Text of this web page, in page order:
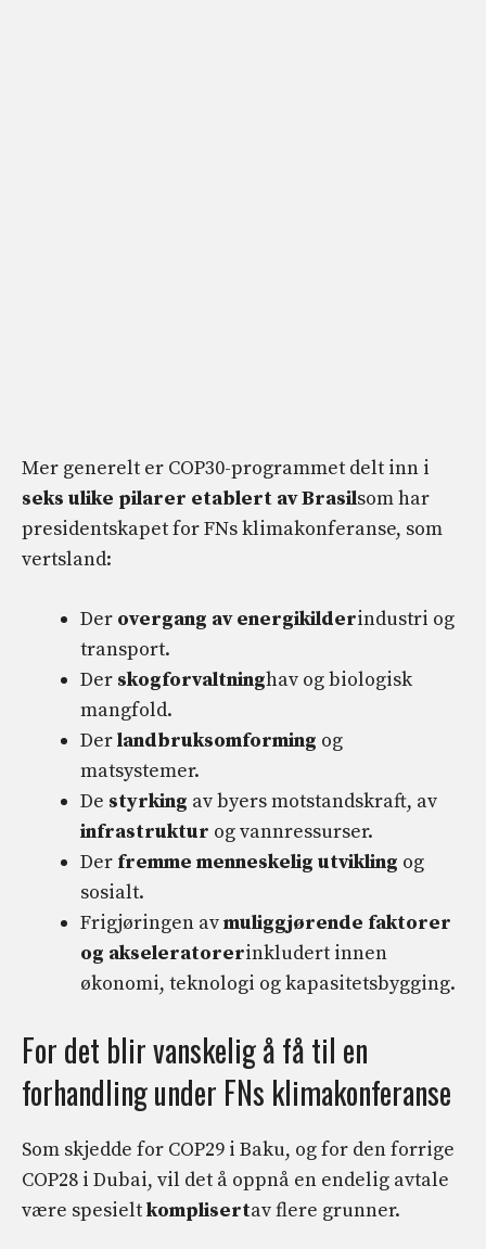
Mer generelt er COP30-programmet delt inn i
seks ulike pilarer etablert av Brasilsom har
presidentskapet for FNs klimakonferanse, som
vertsland:
Der overgang av energikilderindustri og
transport.
Der skogforvaltninghav og biologisk
mangfold.
Derlandbruksomforming og
matsystemer.
De styrking av byers motstandskraft, av
infrastruktur og vannressurser.
Der fremme menneskelig utvikling og
sosialt.
Frigjøringen avmuliggjørende faktorer
og akseleratorerinkludert innen
økonomi, teknologi og kapasitetsbygging.
For det blir vanskelig å få til en
forhandling under FNs klimakonferanse
Som skjedde for COP29 i Baku, og for den forrige
COP28 i Dubai, vil det å oppnå en endelig avtale
være spesieltkomplisertav flere grunner.